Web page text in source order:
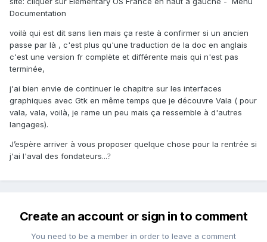
Documentation
voilà qui est dit sans lien mais ça reste à confirmer si un ancien
passe par là , c'est plus qu'une traduction de la doc en anglais
c'est une version fr complète et différente mais qui n'est pas
terminée,
j'ai bien envie de continuer le chapitre sur les interfaces
graphiques avec Gtk en même temps que je découvre Vala ( pour
vala, vala, voilà, je rame un peu mais ça ressemble à d'autres
langages).
J’espère arriver à vous proposer quelque chose pour la rentrée si
j'ai l'aval des fondateurs...?
Create an account or sign in to comment
You need to be a member in order to leave a comment